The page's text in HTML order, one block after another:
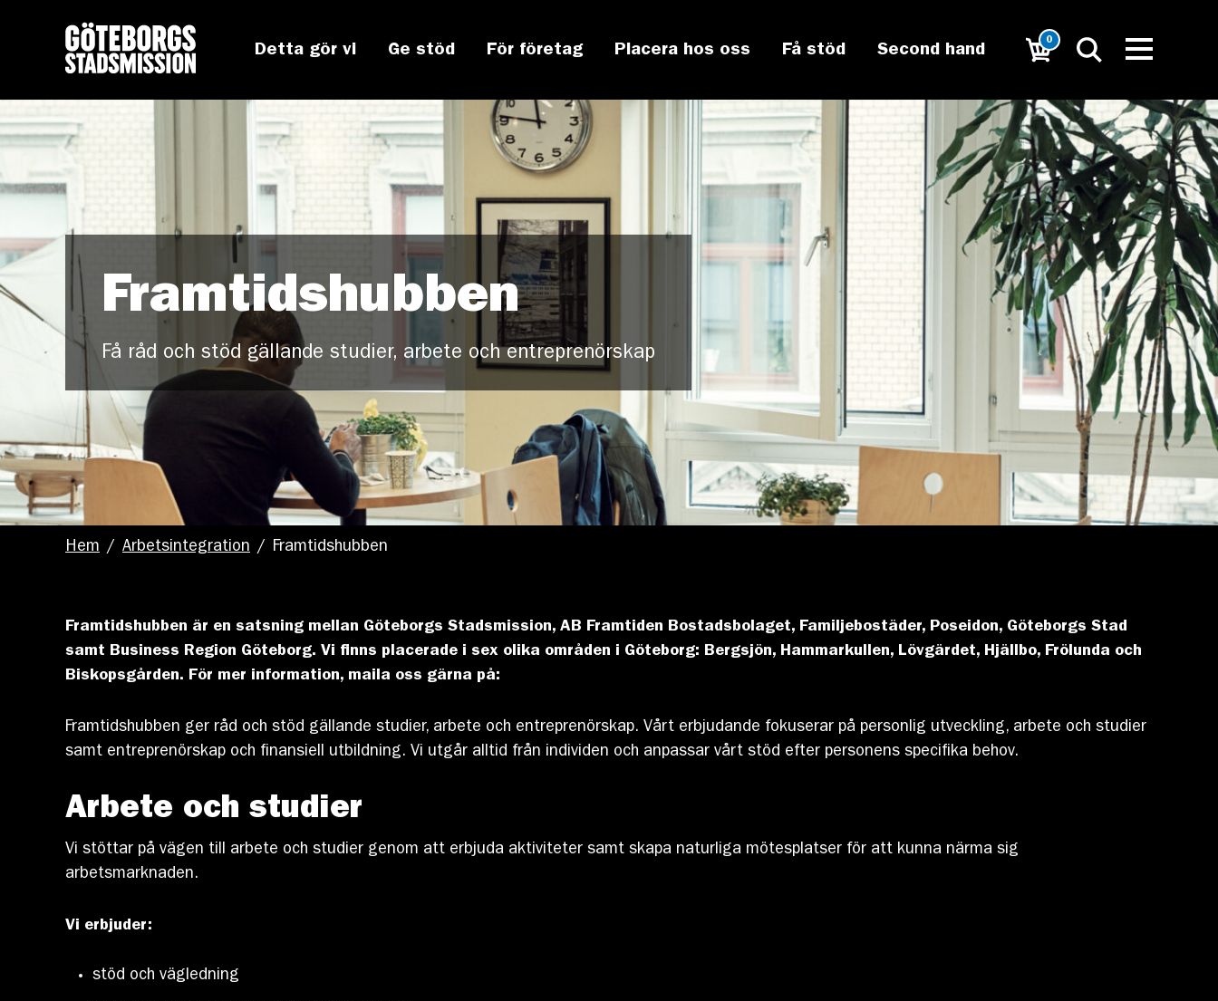
Detta gör vi Ge stöd För företag Placera hos oss Få stöd Second hand
0
Framtidshubben
Få råd och stöd gällande studier, arbete och entreprenörskap
Hem / Arbetsintegration / Framtidshubben
Framtidshubben är en satsning mellan Göteborgs Stadsmission, AB Framtiden Bostadsbolaget, Familjebostäder, Poseidon, Göteborgs Stad
samt Business Region Göteborg. Vi finns placerade i sex olika områden i Göteborg: Bergsjön, Hammarkullen, Lövgärdet, Hjällbo, Frölunda och
Biskopsgården. För mer information, maila oss gärna på:
Framtidshubben ger råd och stöd gällande studier, arbete och entreprenörskap. Vårt erbjudande fokuserar på personlig utveckling, arbete och studier
samt entreprenörskap och finansiell utbildning. Vi utgår alltid från individen och anpassar vårt stöd efter personens specifika behov.
Arbete och studier
Vi stöttar på vägen till arbete och studier genom att erbjuda aktiviteter samt skapa naturliga mötesplatser för att kunna närma sig
arbetsmarknaden.
Vi erbjuder:
stöd och vägledning